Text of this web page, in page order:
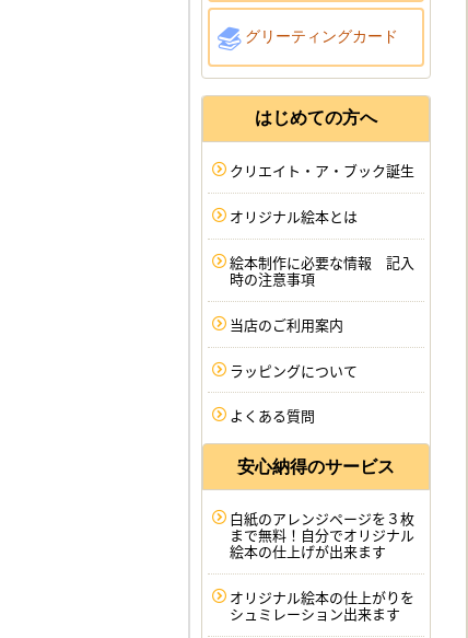
グリーティングカード
はじめての方へ
クリエイト・ア・ブック誕生
オリジナル絵本とは
絵本制作に必要な情報 記入
時の注意事項
当店のご利用案内
ラッピングについて
よくある質問
安心納得のサービス
白紙のアレンジページを３枚
まで無料！自分でオリジナル
絵本の仕上げが出来ます
オリジナル絵本の仕上がりを
シュミレーション出来ます